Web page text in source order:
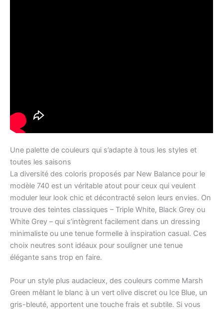
Une palette de couleurs qui s’adapte à tous les styles et
toutes les saisons
La diversité des coloris proposés par New Balance pour le
modèle 740 est un véritable atout pour ceux qui veulent
moduler leur look chic et décontracté selon leurs envies. On
trouve des teintes classiques – Triple White, Black Grey ou
White Grey – qui s’intègrent facilement dans un dressing
minimaliste ou une tenue formelle à inspiration casual. Ces
choix neutres sont idéaux pour souligner une tenue
élégante sans trop en faire.
Pour un style plus audacieux, des couleurs comme Marsh
Green mêlant le blanc à un vert olive discret ou Ice Blue, un
gris-bleuté, apportent une touche frais et subtile. Si vous